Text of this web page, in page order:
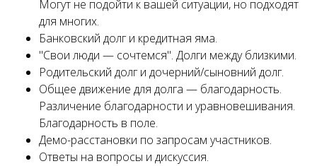
Могут не подойти к вашей ситуации, но подходят
для многих.
Банковский долг и кредитная яма.
"Свои люди — сочтемся". Долги между близкими.
Родительский долг и дочерний/сыновний долг.
Общее движение для долга — благодарность.
Различение благодарности и уравновешивания.
Благодарность в поле.
Демо-расстановки по запросам участников.
Ответы на вопросы и дискуссия.